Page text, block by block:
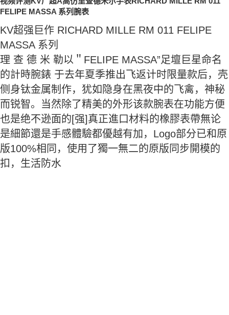
FELIPE MASSA 系列腕表
KV超强巨作 RICHARD MILLE RM 011 FELIPE
MASSA 系列
理 查 德 米 勒以＂FELIPE MASSA”足壇巨星命名
的計時腕錶 于去年夏季推出飞返计时限量款后，壳
侧身钛金属制作，犹如隐身在黑夜中的飞禽，神秘
而锐智。当然除了精美的外形该款腕表在功能方便
也是绝不逊面的[强]真正進口材料的橡膠表帶無论
是細節還是手感體驗都優越有加，Logo部分已和原
版100%相同，使用了獨一無二的原版同步開模的
扣，生活防水